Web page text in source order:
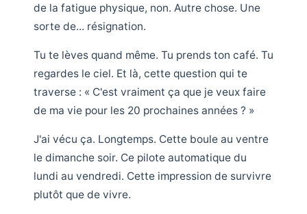
de la fatigue physique, non. Autre chose. Une
sorte de... résignation.
Tu te lèves quand même. Tu prends ton café. Tu
regardes le ciel. Et là, cette question qui te
traverse : « C'est vraiment ça que je veux faire
de ma vie pour les 20 prochaines années ? »
J'ai vécu ça. Longtemps. Cette boule au ventre
le dimanche soir. Ce pilote automatique du
lundi au vendredi. Cette impression de survivre
plutôt que de vivre.